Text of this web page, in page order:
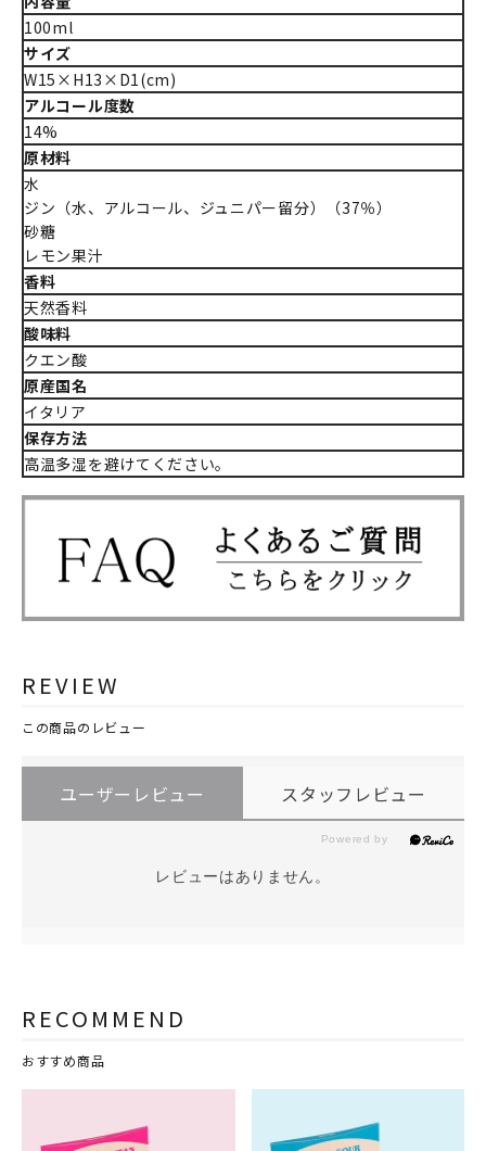
100ml
サイズ
W15×H13×D1(cm)
アルコール度数
14%
原材料
水
ジン（水、アルコール、ジュニパー留分）（37％）
砂糖
レモン果汁
香料
天然香料
酸味料
クエン酸
原産国名
イタリア
保存方法
高温多湿を避けてください。
REVIEW
この商品のレビュー
ユーザーレビュー スタッフレビュー
レビューはありません。
RECOMMEND
おすすめ商品